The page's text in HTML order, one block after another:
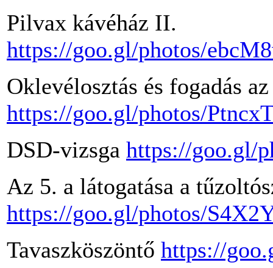
Pilvax kávéház II.
https://goo.gl/photos/
Oklevélosztás és fogadás
https://goo.gl/photos/
DSD-vizsga https://goo.gl/
Az 5. a látogatása a
https://goo.gl/photos/
Tavaszköszöntő https://